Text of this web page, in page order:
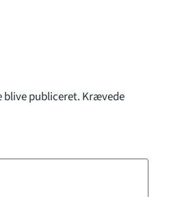
blive publiceret. Krævede